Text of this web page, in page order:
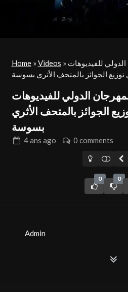
Home» Videos » للفيديوهات
توزيع الجوائز بالمتحف الأثري بسوسة
الدولي للفيديوهات
الجوائز بالمتحف الأثري
بسوسة
4 ans ago 0 comments
0 0
Admin